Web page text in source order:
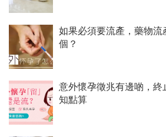
如果必須要流產，藥物流
個？
意外懷孕徵兆有邊啲，終
知點算